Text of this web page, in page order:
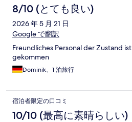
8/10 (とても良い)
2026 年 5 月 21 日
Google で翻訳
Freundliches Personal der Zustand
gekommen
Dominik、1 泊旅行
宿泊者限定の口コミ
10/10 (最高に素晴らしい)